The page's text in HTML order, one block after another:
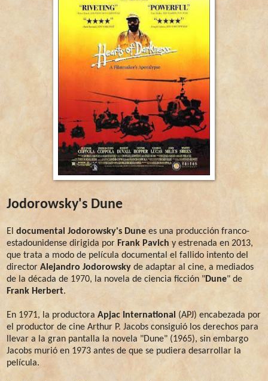
Jodorowsky's Dune
El documental Jodorowsky's Dune es una producción franco-
estadounidense dirigida por Frank Pavich y estrenada en 2013,
que trata a modo de película documental el fallido intento del
director Alejandro Jodorowsky de adaptar al cine, a mediados
de la década de 1970, la novela de ciencia ficción "Dune" de
Frank Herbert.
En 1971, la productora Apjac International
(APJ) encabezada por
el productor de cine Arthur P. Jacobs consiguió los derechos para
llevar a la gran pantalla la novela "Dune" (1965), sin embargo
Jacobs murió en 1973 antes de que se pudiera desarrollar la
película.